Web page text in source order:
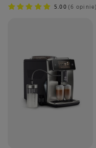
5.00 6 opinie